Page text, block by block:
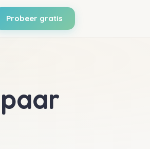
Probeer gratis